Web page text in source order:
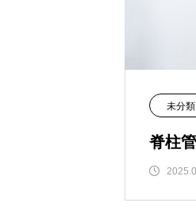
未分類
脊柱